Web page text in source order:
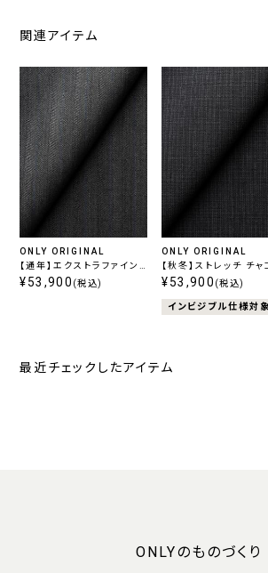
関連アイテム
ONLY ORIGINAL
【通年】エクストラファイン
ウール グレーストライプ
¥53,900 (税込)
ONLY ORIGINAL
【秋冬】ストレッチ チャ
ル柄無地
¥53,900 (税込)
インビジブル仕様対象
最近チェックしたアイテム
ONLYのものづくり